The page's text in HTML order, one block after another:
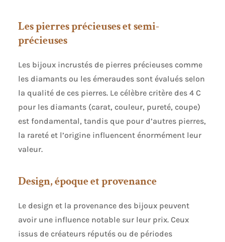
Les pierres précieuses et semi-
précieuses
Les bijoux incrustés de pierres précieuses comme
les diamants ou les émeraudes sont évalués selon
la qualité de ces pierres. Le célèbre critère des 4 C
pour les diamants (carat, couleur, pureté, coupe)
est fondamental, tandis que pour d’autres pierres,
la rareté et l’origine influencent énormément leur
valeur.
Design, époque et provenance
Le design et la provenance des bijoux peuvent
avoir une influence notable sur leur prix. Ceux
issus de créateurs réputés ou de périodes